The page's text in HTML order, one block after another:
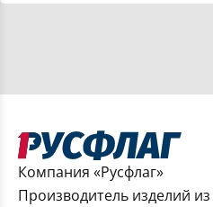
Компания «Русфлаг»
Производитель изделий из